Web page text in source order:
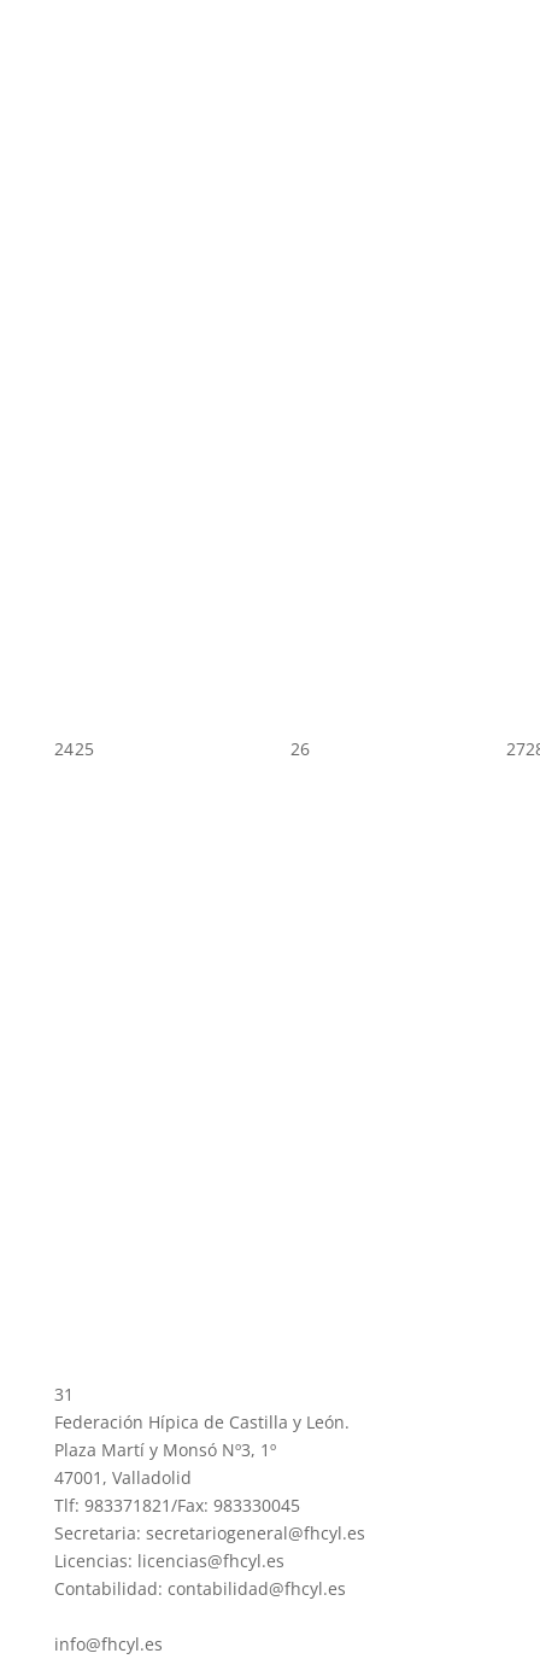
2425 26 27
31
Federación Hípica de Castilla y León.
Plaza Martí y Monsó Nº3, 1º
47001, Valladolid
Tlf: 983371821/Fax: 983330045
Secretaria: secretariogeneral@fhcyl.es
Licencias: licencias@fhcyl.es
Contabilidad: contabilidad@fhcyl.es
info@fhcyl.es